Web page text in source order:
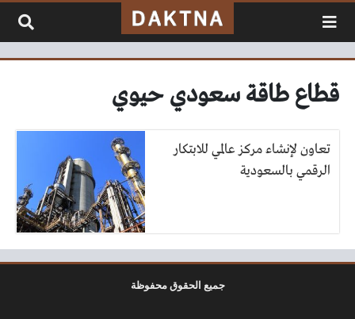
قطاع طاقة سعودي حيوي
تعاون لإنشاء مركز عالمي للابتكار
الرقمي بالسعودية
جميع الحقوق محفوظة